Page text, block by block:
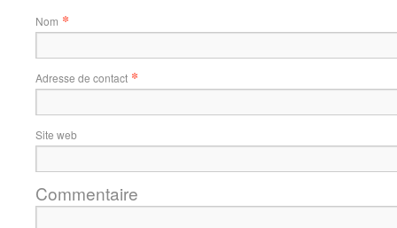
Nom *
Adresse de contact *
Site web
Commentaire